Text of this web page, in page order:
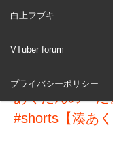
白上フブキ
VTuber forum
プライバシーポリシー
あくたんの「
#shorts【湊あ